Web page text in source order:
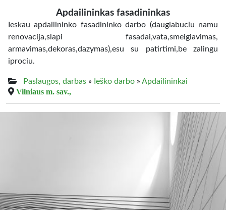
Apdailininkas fasadininkas
Ieskau apdailininko fasadininko darbo (daugiabuciu namu
renovacija,slapi fasadai,vata,smeigiavimas,
armavimas,dekoras,dazymas),esu su patirtimi,be zalingu
iprociu.
Paslaugos, darbas » Ieško darbo » Apdailininkai
Vilniaus m. sav.,